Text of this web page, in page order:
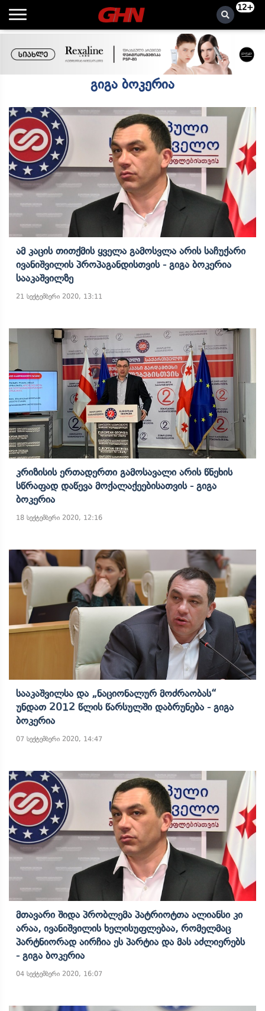
12+
გიგა ბოკერია
Ამ Კაცის Თითქმის Ყველა Გამოსვლა Არის Საჩუქარი
Ივანიშვილის Პროპაგანდისთვის - Გიგა Ბოკერია
Სააკაშვილზე
21 სექტემბერი 2020, 13:11
Კრიზისის Ერთადერთი Გამოსავალი Არის Წნეხის
Სწრაფად Დაწევა Მოქალაქეებისათვის - Გიგა
Ბოკერია
18 სექტემბერი 2020, 12:16
Სააკაშვილსა Და „ნაციონალურ Მოძრაობას“
Უნდათ 2012 Წლის Წარსულში Დაბრუნება - Გიგა
Ბოკერია
07 სექტემბერი 2020, 14:47
Მთავარი Შიდა Პრობლემა Პატრიოტთა Ალიანსი Კი
Არაა, Ივანიშვილის Ხელისუფლებაა, Რომელმაც
Პარტნიორად Აირჩია Ეს Პარტია Და Მას Აძლიერებს
- Გიგა Ბოკერია
04 სექტემბერი 2020, 16:07